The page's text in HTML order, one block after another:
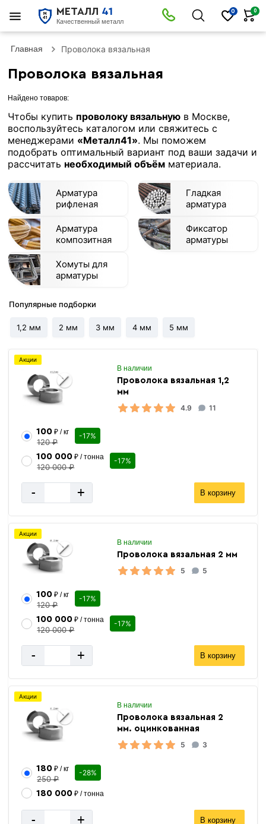
МЕТАЛЛ 41
Качественный металл
0 0
Главная Проволока вязальная
Проволока вязальная
Найдено товаров:
Чтобы купить проволоку вязальную в Москве,
воспользуйтесь каталогом или свяжитесь с
менеджерами «Металл41». Мы поможем
подобрать оптимальный вариант под ваши задачи и
рассчитать необходимый объём материала.
Арматура
рифленая
Гладкая
арматура
Арматура
композитная
Фиксатор
арматуры
Хомуты для
арматуры
Популярные подборки
1,2 мм 2 мм 3 мм 4 мм 5 мм
Акции
В наличии
Проволока вязальная 1,2
мм
4.9
11
100 ₽ / кг
120 ₽
-17%
100 000 ₽ / тонна
120 000 ₽
-17%
- + В корзину
Акции
В наличии
Проволока вязальная 2 мм
5
5
100 ₽ / кг
120 ₽
-17%
100 000 ₽ / тонна
120 000 ₽
-17%
- + В корзину
Акции
В наличии
Проволока вязальная 2
мм. оцинкованная
5
3
180 ₽ / кг
250 ₽
-28%
180 000 ₽ / тонна
- + В корзину